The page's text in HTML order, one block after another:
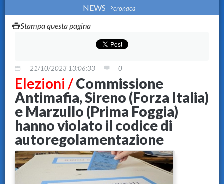
NEWS
cronaca
Stampa questa pagina
21/10/2023 13:06:33 0
Elezioni /Commissione
Antimafia, Sireno (Forza Italia)
e Marzullo (Prima Foggia)
hanno violato il codice di
autoregolamentazione